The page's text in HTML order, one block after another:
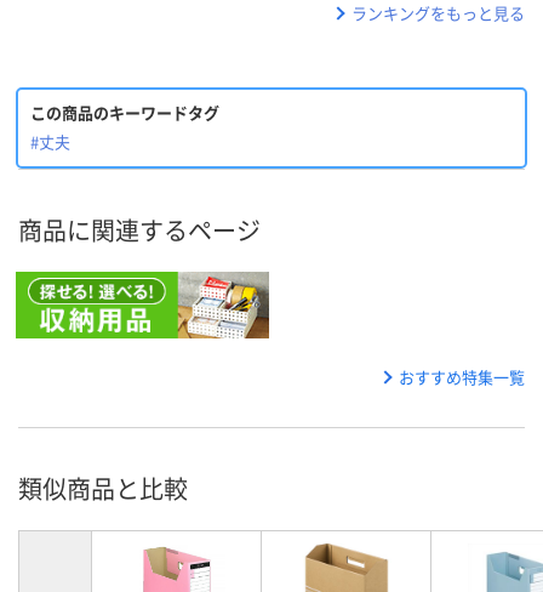
ランキングをもっと見る
この商品のキーワードタグ
#丈夫
商品に関連するページ
おすすめ特集一覧
類似商品と比較